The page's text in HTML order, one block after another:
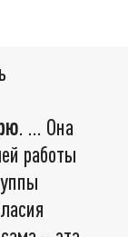
. ... Она
работы